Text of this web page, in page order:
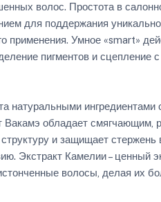
волос. Простота в
для поддержания
Умное «smart»
пигментов и сцепление
натуральными
Вакамэ обладает смягчающим,
и защищает стержень
Экстракт Камелии – ценный
волосы, делая их